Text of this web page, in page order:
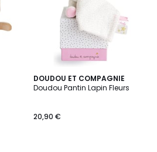
DOUDOU ET COMPAGNIE
Doudou Pantin Lapin Fleurs
20,90 €